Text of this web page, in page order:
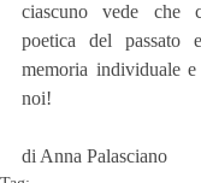
ciascuno vede che
poetica del passato
memoria individuale
noi!
di Anna Palasciano